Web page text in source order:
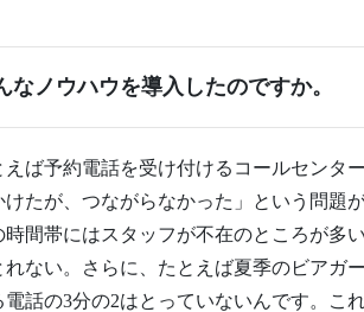
ノウハウを導入したのですか。
ば予約電話を受け付けるコールセンタ
けたが、つながらなかった」という問題
時間帯にはスタッフが不在のところが多
れない。さらに、たとえば夏季のビアガ
電話の3分の2はとっていないんです。こ